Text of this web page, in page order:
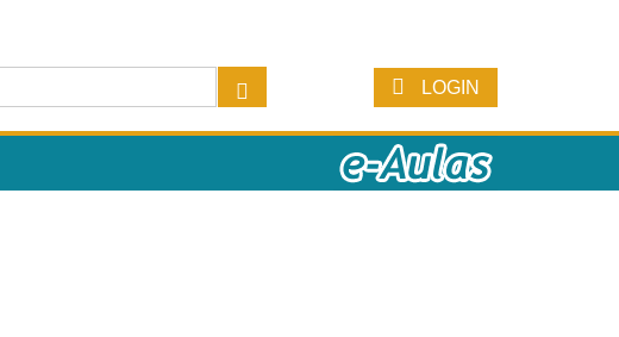
LOGIN